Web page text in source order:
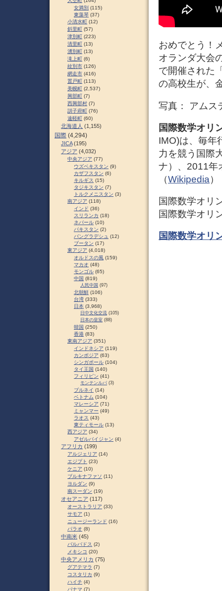
おめでとう！
オランダ大会
で開催された
の高校生が、
写真： アムス
国際数学オリ
IMO)は、毎年
力を競う国際
ナ）、2011年
（Wikipedia）
国際数学オリ
国際数学オリ
国際数学オリ
女満別 (115)
東藻琴 (37)
小清水町 (12)
斜里町 (57)
津別町 (223)
清里町 (13)
湧別町 (13)
滝上町 (6)
紋別市 (126)
網走市 (416)
置戸町 (113)
美幌町 (2,537)
興部町 (7)
西興部村 (7)
訓子府町 (76)
遠軽町 (60)
北海道人 (1,155)
国際 (4,294)
JICA(195)
アジア (4,032)
中央アジア (77)
ウズベキスタン (9)
カザフスタン (6)
キルギス (15)
タジキスタン (7)
トルクメニスタン (3)
南アジア (118)
インド (36)
スリランカ (18)
ネパール (10)
パキスタン (2)
バングラデシュ (12)
ブータン (17)
東アジア (4,018)
オルドスの風 (159)
マカオ (48)
モンゴル (65)
中国 (819)
人民中国 (97)
北朝鮮 (106)
台湾 (333)
日本 (3,968)
日中文化交流 (105)
日本の皇室 (88)
韓国 (250)
香港 (83)
東南アジア (351)
インドネシア (119)
カンボジア (63)
シンガポール (104)
タイ王国 (140)
フィリピン (41)
モンテンルパ (3)
ブルネイ (14)
ベトナム (104)
マレーシア (71)
ミャンマー (49)
ラオス (43)
東ティモール (13)
西アジア (34)
アゼルバイジャン (4)
アフリカ (199)
アルジェリア (14)
エジプト (23)
ケニア (10)
ブルキナファソ (11)
ヨルダン (9)
南スーダン (19)
オセアニア (117)
オーストラリア (33)
サモア (1)
ニュージーランド (16)
パラオ (8)
中南米 (45)
バルバドス (2)
メキシコ (20)
中央アメリカ (75)
グアテマラ (7)
コスタリカ (9)
ハイチ (4)
パナマ (7)